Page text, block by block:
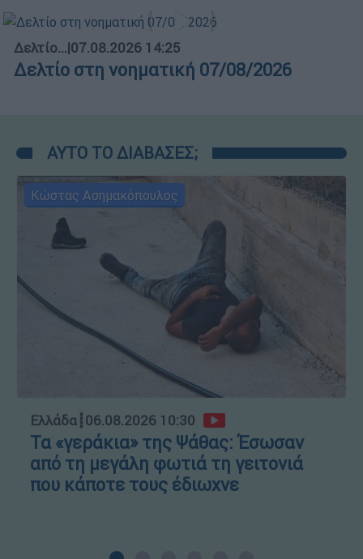
Δελτίο...|07.08.2026 14:25
Δελτίο στη νοηματική 07/08/2026
ΑΥΤΟ ΤΟ ΔΙΑΒΑΣΕΣ;
Κώστας Ασημακόπουλος
Ελλάδα┋06.08.2026 10:30
Τα «γεράκια» της Ψάθας: Έσωσαν
από τη μεγάλη φωτιά τη γειτονιά
που κάποτε τους έδιωχνε